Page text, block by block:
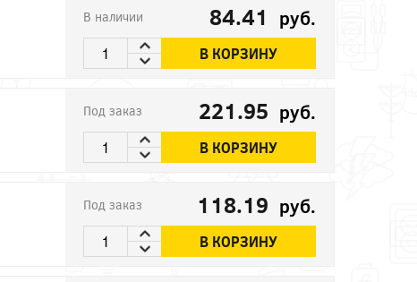
В наличии 84.41 руб.
В КОРЗИНУ
Под заказ 221.95 руб.
В КОРЗИНУ
Под заказ 118.19 руб.
В КОРЗИНУ